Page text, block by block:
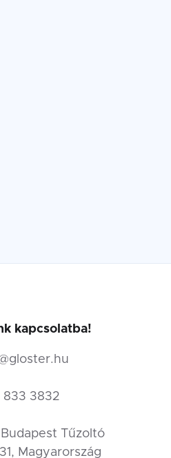
kapcsolatba!
833 3832
Tűzoltó
Magyarország